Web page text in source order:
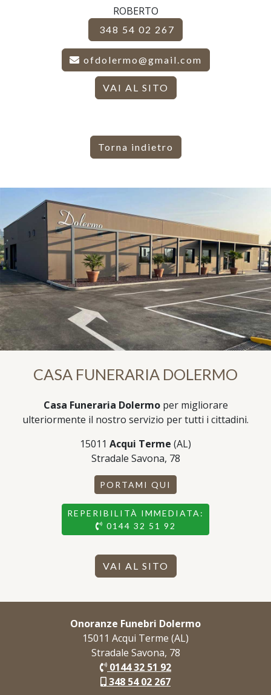
ROBERTO
348 54 02 267
ofdolermo@gmail.com
VAI AL SITO
Torna indietro
CASA FUNERARIA DOLERMO
Casa Funeraria Dolermoper migliorare
ulteriormente il nostro servizio per tutti i cittadini.
15011 Acqui Terme (AL)
Stradale Savona, 78
PORTAMI QUI
REPERIBILITÀ IMMEDIATA:
0144 32 51 92
VAI AL SITO
Onoranze Funebri Dolermo
15011 Acqui Terme (AL)
Stradale Savona, 78
0144 32 51 92
348 54 02 267